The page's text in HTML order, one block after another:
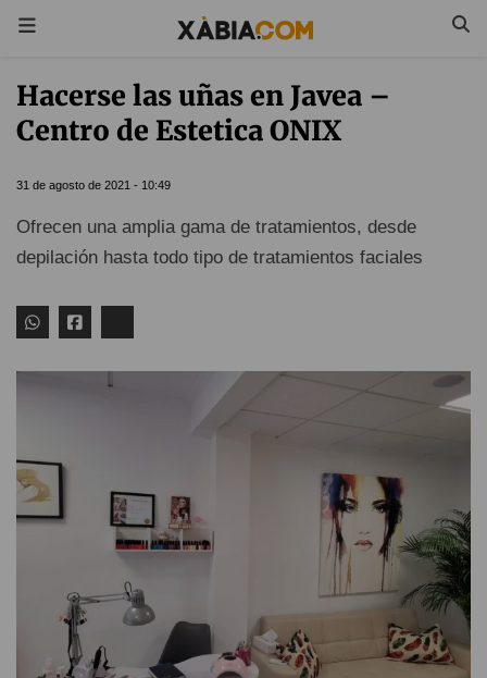
Hacerse las uñas en Javea –
Centro de Estetica ONIX
31 de agosto de 2021 - 10:49
Ofrecen una amplia gama de tratamientos, desde
depilación hasta todo tipo de tratamientos faciales